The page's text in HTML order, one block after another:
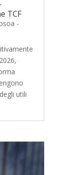
TCF
-
utili